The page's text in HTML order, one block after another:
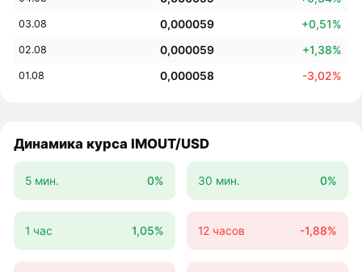
03.08 0,000059 +0,51%
02.08 0,000059 +1,38%
01.08 0,000058 -3,02%
Динамика курса IMOUT/USD
5 мин. 0% 30 мин. 0%
1 час 1,05% 12 часов -1,88%